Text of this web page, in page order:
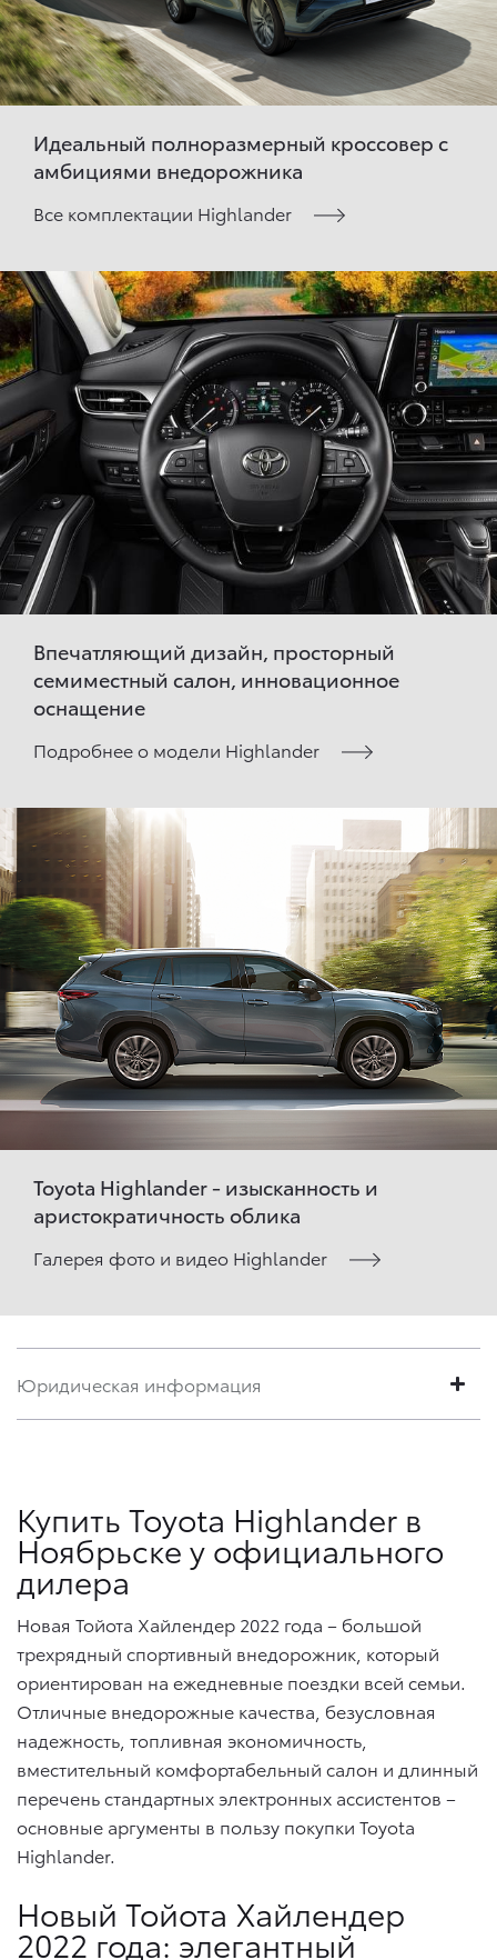
Идеальный полноразмерный кроссовер с
амбициями внедорожника
Все комплектации Highlander
Впечатляющий дизайн, просторный
семиместный салон, инновационное
оснащение
Подробнее о модели Highlander
Toyota Highlander - изысканность и
аристократичность облика
Галерея фото и видео Highlander
Юридическая информация
Купить Toyota Highlander в
Ноябрьске у официального
дилера
Новая Тойота Хайлендер 2022 года – большой
трехрядный спортивный внедорожник, который
ориентирован на ежедневные поездки всей семьи.
Отличные внедорожные качества, безусловная
надежность, топливная экономичность,
вместительный комфортабельный салон и длинный
перечень стандартных электронных ассистентов –
основные аргументы в пользу покупки Toyota
Highlander.
Новый Тойота Хайлендер
2022 года: элегантный